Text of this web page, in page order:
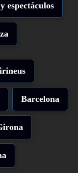
espectáculos
Barcelona